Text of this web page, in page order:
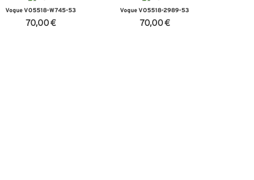
Vogue VO5518-W745-53
70,00 €
Vogue VO5518-2989-53
70,00 €